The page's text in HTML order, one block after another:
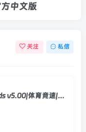
中文版
关注 私信
究极大越野：传奇/MX vs ATV Legends v5.00|体育竞速|容量53.4GB|官方中文版